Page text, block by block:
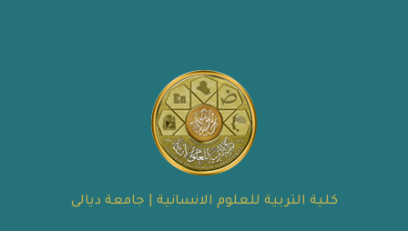
كلية التربية للعلوم الانسانية | جامعة ديالى